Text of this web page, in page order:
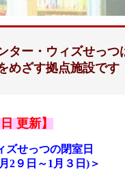
ター・ウィズせっつ
めざす拠点施設です
日 更新】
ズせっつの閉室日
2９日～1月３日)＞